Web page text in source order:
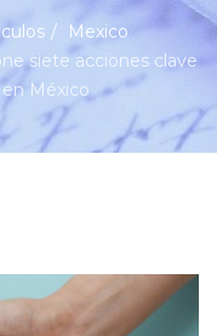
Mexico
siete acciones clave
México